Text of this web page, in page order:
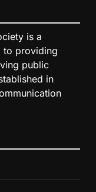
is a
to providing
public
in